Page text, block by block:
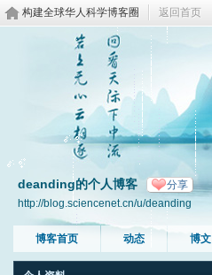
构建全球华人科学博客圈 返回首页
deanding的个人博客 分享
http://blog.sciencenet.cn/u/deanding
博客首页 动态 博文